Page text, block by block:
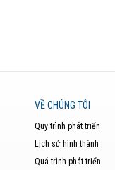
VỀ CHÚNG TÔI
Quy trình phát triển
Lịch sử hình thành
Quá trình phát triển